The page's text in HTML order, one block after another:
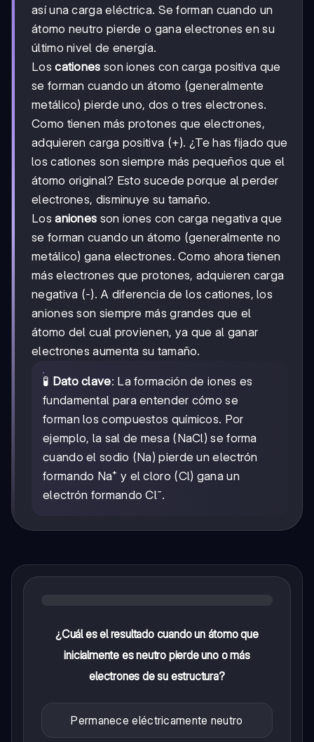
así una carga eléctrica. Se forman cuando un
átomo neutro pierde o gana electrones en su
último nivel de energía.
Loscationes son iones con carga positiva que
se forman cuando un átomo (generalmente
metálico) pierde uno, dos o tres electrones.
Como tienen más protones que electrones,
adquieren carga positiva (+). ¿Te has fijado que
los cationes son siempre más pequeños que el
átomo original? Esto sucede porque al perder
electrones, disminuye su tamaño.
Losaniones son iones con carga negativa que
se forman cuando un átomo (generalmente no
metálico) gana electrones. Como ahora tienen
más electrones que protones, adquieren carga
negativa (-). A diferencia de los cationes, los
aniones son siempre más grandes que el
átomo del cual provienen, ya que al ganar
electrones aumenta su tamaño.
🧪 Dato clave: La formación de iones es
fundamental para entender cómo se
forman los compuestos químicos. Por
ejemplo, la sal de mesa (NaCl) se forma
cuando el sodio (Na) pierde un electrón
formando Na⁺ y el cloro (Cl) gana un
electrón formando Cl⁻.
¿Cuál es el resultado cuando un átomo que
inicialmente es neutro pierde uno o más
electrones de su estructura?
Permanece eléctricamente neutro